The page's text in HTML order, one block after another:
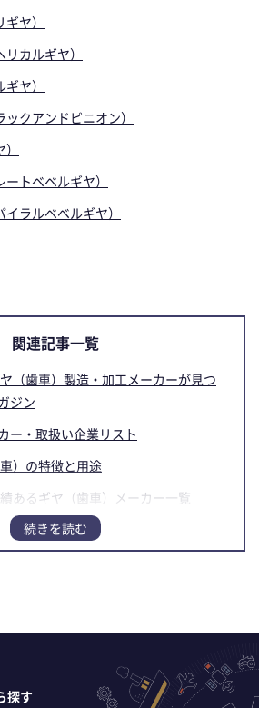
ヤ）
カルギヤ）
ヤ）
クアンドピニオン）
トベベルギヤ）
ラルベベルギヤ）
関連記事一覧
（歯車）製造・加工メーカーが見つ
ジン
ー・取扱い企業リスト
）の特徴と用途
あるギヤ（歯車）メーカー一覧
カーの選び方
探す